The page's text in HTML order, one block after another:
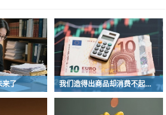
来了 我们造得出商品却消费不起？中国决不会是这样的！